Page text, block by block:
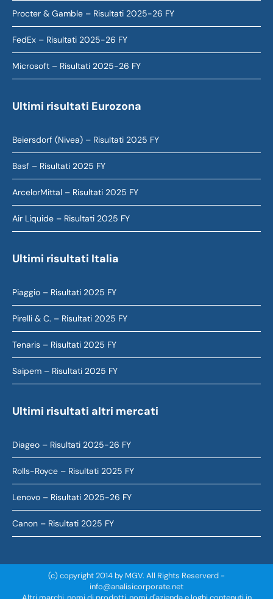
Procter & Gamble – Risultati 2025-26 FY
FedEx – Risultati 2025-26 FY
Microsoft – Risultati 2025-26 FY
Ultimi risultati Eurozona
Beiersdorf (Nivea) – Risultati 2025 FY
Basf – Risultati 2025 FY
ArcelorMittal – Risultati 2025 FY
Air Liquide – Risultati 2025 FY
Ultimi risultati Italia
Piaggio – Risultati 2025 FY
Pirelli & C. – Risultati 2025 FY
Tenaris – Risultati 2025 FY
Saipem – Risultati 2025 FY
Ultimi risultati altri mercati
Diageo – Risultati 2025-26 FY
Rolls-Royce – Risultati 2025 FY
Lenovo – Risultati 2025-26 FY
Canon – Risultati 2025 FY
(c) copyright 2014 by MGV. All Rights Reserverd -
info@analisicorporate.net